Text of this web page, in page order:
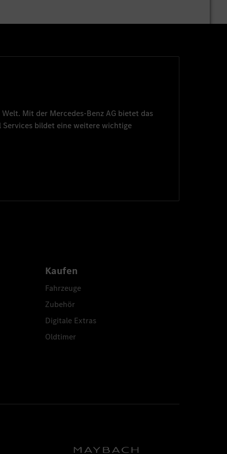
Mit der Mercedes-Benz AG bietet das
Services bildet eine weitere wichtige
Kaufen
Fahrzeuge
Zubehör
Digitale Extras
Oldtimer